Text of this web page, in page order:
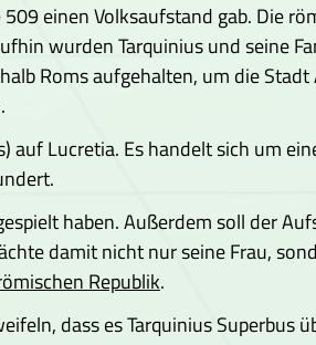
einen Volksaufstand gab. Die
wurden Tarquinius und seine
Roms aufgehalten, um die Stadt
auf Lucretia. Es handelt sich um
haben. Außerdem soll der
damit nicht nur seine Frau,
Republik.
dass es Tarquinius Superbus